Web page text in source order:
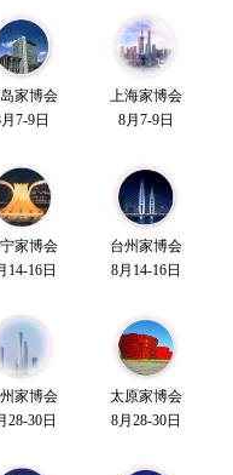
家博会
7-9日
上海家博会
8月7-9日
家博会
14-16日
台州家博会
8月14-16日
家博会
28-30日
太原家博会
8月28-30日